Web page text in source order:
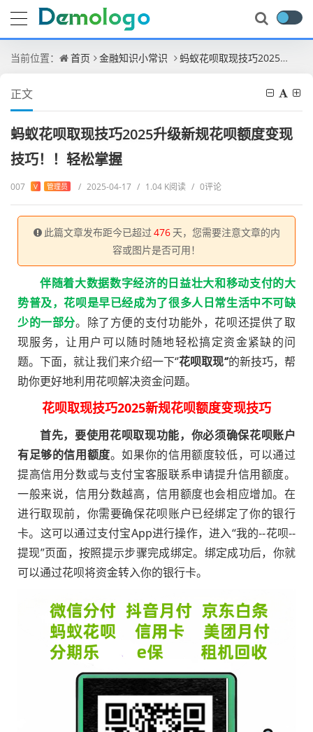
当前位置： 首页 金融知识小常识 蚂蚁花呗取现技巧2025升级新规花呗额度变现技巧！！轻松掌握
正文
蚂蚁花呗取现技巧2025升级新规花呗额度变现
技巧！！轻松掌握
007 V 管理员 / 2025-04-17 / 1.04 K阅读 / 0评论
此篇文章发布距今已超过 476 天，您需要注意文章的内
容或图片是否可用！
伴随着大数据数字经济的日益壮大和移动支付的大
势普及，花呗是早已经成为了很多人日常生活中不可缺
少的一部分。除了方便的支付功能外，花呗还提供了取
现服务，让用户可以随时随地轻松搞定资金紧缺的问
题。下面，就让我们来介绍一下‘’花呗取现‘’的新技巧，帮
助你更好地利用花呗解决资金问题。
花呗取现技巧2025新规花呗额度变现技巧
首先，要使用花呗取现功能，你必须确保花呗账户
有足够的信用额度。如果你的信用额度较低，可以通过
提高信用分数或与支付宝客服联系申请提升信用额度。
一般来说，信用分数越高，信用额度也会相应增加。 在
进行取现前，你需要确保花呗账户已经绑定了你的银行
卡。这可以通过支付宝App进行操作，进入“我的--花呗--
提现”页面，按照提示步骤完成绑定。绑定成功后，你就
可以通过花呗将资金转入你的银行卡。